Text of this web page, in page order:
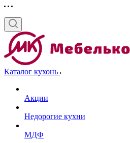
Каталог кухонь
Акции
Недорогие кухни
МДФ